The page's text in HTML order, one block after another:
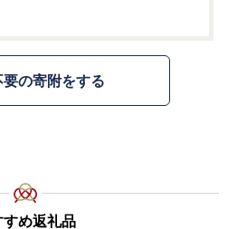
の寄附をする
すめ返礼品